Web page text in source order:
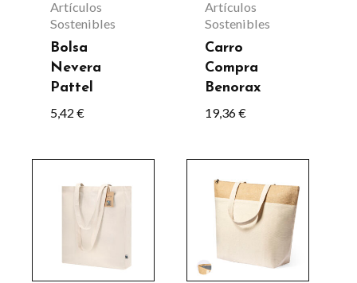
Artículos
Sostenibles
Bolsa
Nevera
Pattel
5,42 €
opciones
se
pueden
elegir
en
de
producto
Artículos
Sostenibles
Carro
Compra
Benorax
19,36€
producto
tiene
múltiples
variantes.